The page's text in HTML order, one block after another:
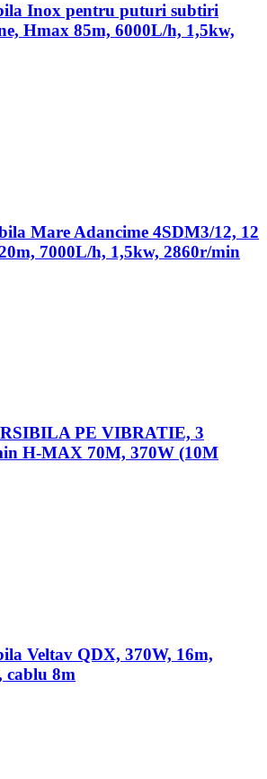
Inox pentru puturi subtiri
Hmax 85m, 6000L/h, 1,5kw,
Mare Adancime 4SDM3/12, 12
7000L/h, 1,5kw, 2860r/min
PE VIBRATIE, 3
H-MAX 70M, 370W (10M
Veltav QDX, 370W, 16m,
cablu 8m